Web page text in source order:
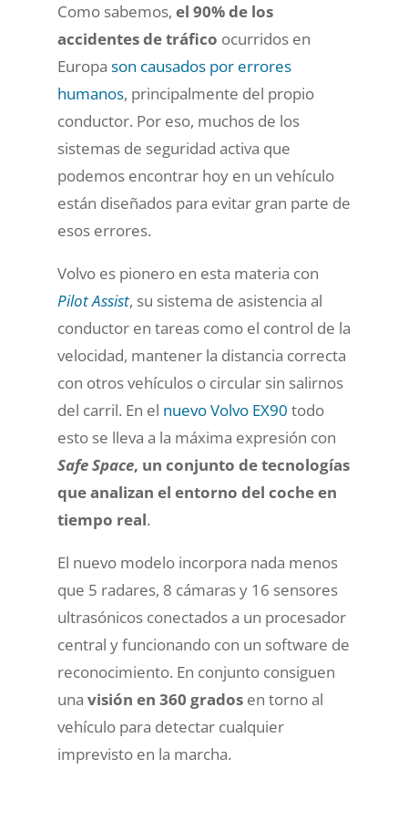
Como sabemos, el 90% de los
accidentes de tráfico ocurridos en
Europa son causados por errores
humanos, principalmente del propio
conductor. Por eso, muchos de los
sistemas de seguridad activa que
podemos encontrar hoy en un vehículo
están diseñados para evitar gran parte de
esos errores.
Volvo es pionero en esta materia con
Pilot Assist, su sistema de asistencia al
conductor en tareas como el control de la
velocidad, mantener la distancia correcta
con otros vehículos o circular sin salirnos
del carril. En el nuevo Volvo EX90 todo
esto se lleva a la máxima expresión con
Safe Space, un conjunto de tecnologías
que analizan el entorno del coche en
tiempo real.
El nuevo modelo incorpora nada menos
que 5 radares, 8 cámaras y 16 sensores
ultrasónicos conectados a un procesador
central y funcionando con un software de
reconocimiento. En conjunto consiguen
una visión en 360 gradosen torno al
vehículo para detectar cualquier
imprevisto en la marcha.